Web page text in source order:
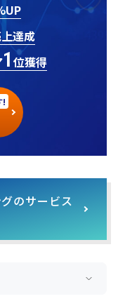
達成
1 位獲得
!
のサービス